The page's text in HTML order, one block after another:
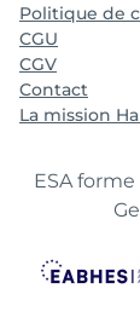
ESA
Politique de
CGU
CGV
Contact
La mission